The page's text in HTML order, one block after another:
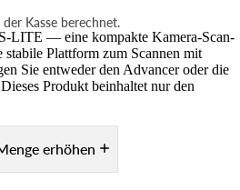
Kasse berechnet.
LITE — eine kompakte Kamera-Scan-
Plattform zum Scannen mit
Sie entweder den Advancer oder die
Produkt beinhaltet nur den
erhöhen